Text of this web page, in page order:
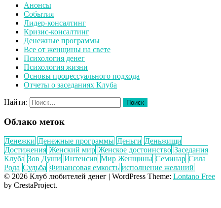
Анонсы
События
Лидер-консалтинг
Кризис-консалтинг
Денежные программы
Все от женщины на свете
Психология денег
Психология жизни
Основы процессуального подхода
Отчеты о заседаниях Клуба
Найти:
Облако меток
Денежки Денежные программы Деньги Деньжищи
Достижения Женский мир Женское достоинство Заседания
Клуба Зов Души Интенсив Мир Женщины Семинар Сила
Рода Судьба Финансовая емкость исполнение желаний
© 2026 Клуб любителей денег | WordPress Theme: Lontano Free
by CrestaProject.